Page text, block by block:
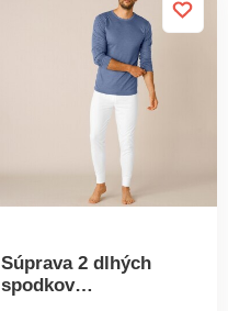
zahreje. Vrúbkovanie
1x1. Tričko má krátke
rukávy a okrúhly
výstrih. Súprava 2 ks.
Možno prať v práčke.
Súprava 2 dlhých
spodkov